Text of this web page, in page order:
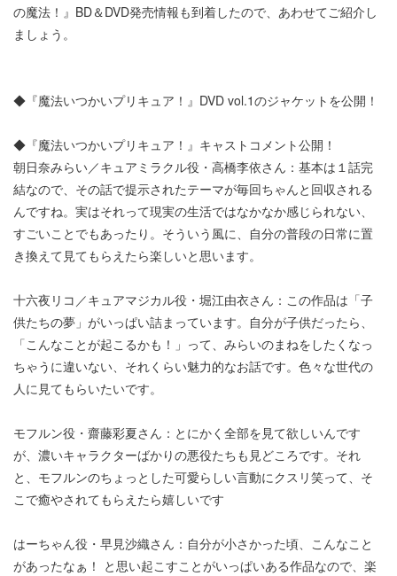
の魔法！』BD＆DVD発売情報も到着したので、あわせてご紹介し
ましょう。
◆『魔法いつかいプリキュア！』DVD vol.1のジャケットを公開！
◆『魔法いつかいプリキュア！』キャストコメント公開！
朝日奈みらい／キュアミラクル役・高橋李依さん：基本は１話完
結なので、その話で提示されたテーマが毎回ちゃんと回収される
んですね。実はそれって現実の生活ではなかなか感じられない、
すごいことでもあったり。そういう風に、自分の普段の日常に置
き換えて見てもらえたら楽しいと思います。
十六夜リコ／キュアマジカル役・堀江由衣さん：この作品は「子
供たちの夢」がいっぱい詰まっています。自分が子供だったら、
「こんなことが起こるかも！」って、みらいのまねをしたくなっ
ちゃうに違いない、それくらい魅力的なお話です。色々な世代の
人に見てもらいたいです。
モフルン役・齋藤彩夏さん：とにかく全部を見て欲しいんです
が、濃いキャラクターばかりの悪役たちも見どころです。それ
と、モフルンのちょっとした可愛らしい言動にクスリ笑って、そ
こで癒やされてもらえたら嬉しいです
はーちゃん役・早見沙織さん：自分が小さかった頃、こんなこと
があったなぁ！ と思い起こすことがいっぱいある作品なので、楽